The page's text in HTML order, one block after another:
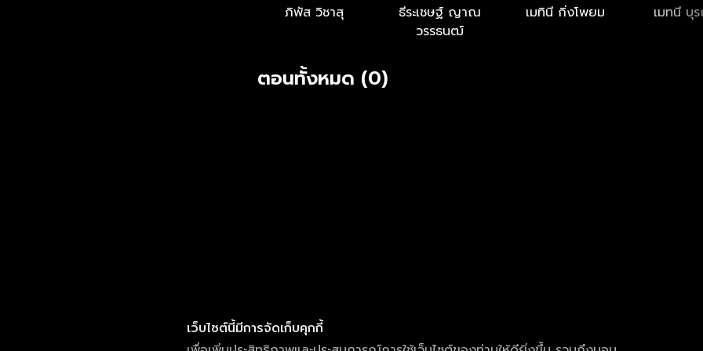
ภิพัส วิชาสุ
ธีระเชษฐ์ ญาณ
วรรธนฒ์
เมทินี กิ่งโพยม เมทนี บุ
ตอนทั้งหมด (0)
เว็บไซต์นี้มีการจัดเก็บคุกกี้